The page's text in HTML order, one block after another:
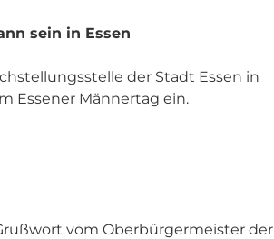
sein in Essen
der Stadt Essen in
Essener Männertag ein.
vom Oberbürgermeister der